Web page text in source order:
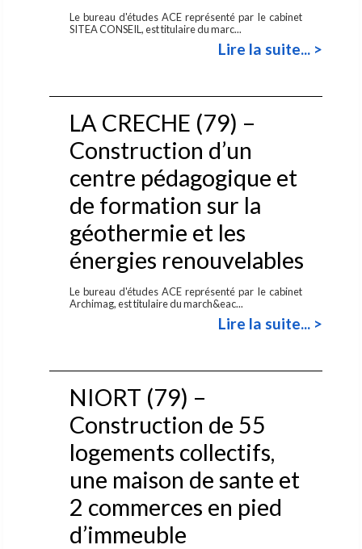
Le bureau d'études ACE représenté par le cabinet
SITEA CONSEIL, est titulaire du marc...
Lire la suite... >
LA CRECHE (79) –
Construction d’un
centre pédagogique et
de formation sur la
géothermie et les
énergies renouvelables
Le bureau d'études ACE représenté par le cabinet
Archimag, est titulaire du march&eac...
Lire la suite... >
NIORT (79) –
Construction de 55
logements collectifs,
une maison de sante et
2 commerces en pied
d’immeuble